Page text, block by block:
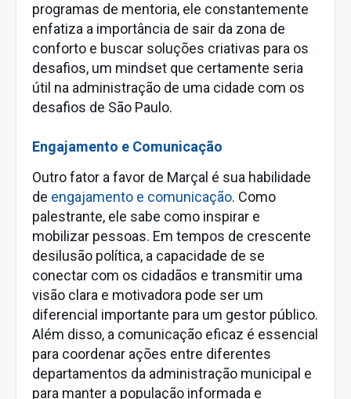
programas de mentoria, ele constantemente
enfatiza a importância de sair da zona de
conforto e buscar soluções criativas para os
desafios, um mindset que certamente seria
útil na administração de uma cidade com os
desafios de São Paulo.
Engajamento e Comunicação
Outro fator a favor de Marçal é sua habilidade
de engajamento e comunicação. Como
palestrante, ele sabe como inspirar e
mobilizar pessoas. Em tempos de crescente
desilusão política, a capacidade de se
conectar com os cidadãos e transmitir uma
visão clara e motivadora pode ser um
diferencial importante para um gestor público.
Além disso, a comunicação eficaz é essencial
para coordenar ações entre diferentes
departamentos da administração municipal e
para manter a população informada e